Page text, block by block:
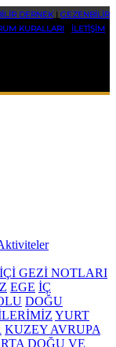
DERNEK| GEZENBİLİR
KURALLARI İLETİŞİM
GEZİ NOTLARI
EGE İÇ
DOĞU
YURT
KUZEY AVRUPA
DOĞU VE